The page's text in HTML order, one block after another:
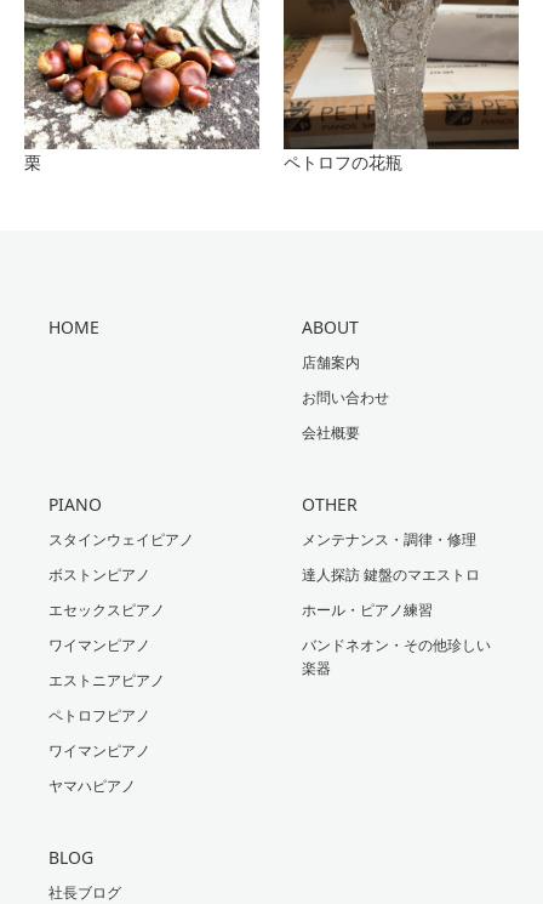
栗 ペトロフの花瓶
HOME ABOUT
店舗案内
お問い合わせ
会社概要
PIANO
スタインウェイピアノ
ボストンピアノ
エセックスピアノ
ワイマンピアノ
エストニアピアノ
ペトロフピアノ
ワイマンピアノ
ヤマハピアノ
OTHER
メンテナンス・調律・修理
達人探訪 鍵盤のマエストロ
ホール・ピアノ練習
バンドネオン・その他珍しい
楽器
BLOG
社長ブログ